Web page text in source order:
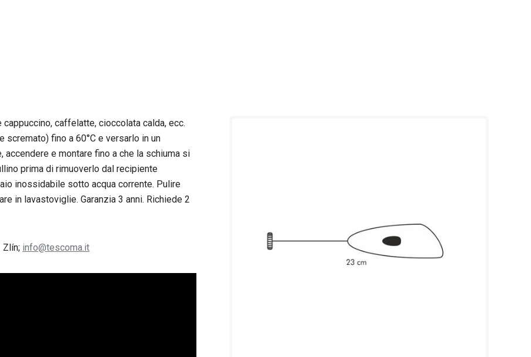
caffelatte, cioccolata calda, ecc.
fino a 60°C e versarlo in un
e montare fino a che la schiuma si
prima di rimuoverlo dal recipiente
inossidabile sotto acqua corrente. Pulire
in lavastoviglie. Garanzia 3 anni. Richiede 2
Zlín; info@tescoma.it